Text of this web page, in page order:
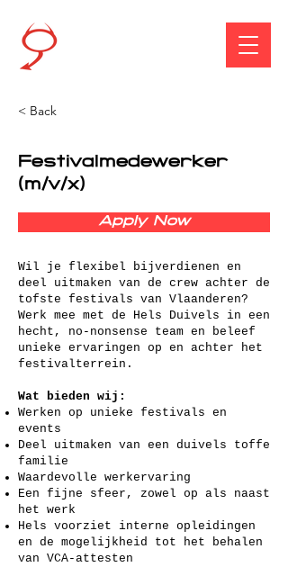
< Back
Festivalmedewerker
(m/v/x)
Apply Now
Wil je flexibel bijverdienen en
deel uitmaken van de crew achter de
tofste festivals van Vlaanderen?
Werk mee met de Hels Duivels in een
hecht, no-nonsense team en beleef
unieke ervaringen op en achter het
festivalterrein.
Wat bieden wij:
Werken op unieke festivals en
events
Deel uitmaken van een duivels toffe
familie
Waardevolle werkervaring
Een fijne sfeer, zowel op als naast
het werk
Hels voorziet interne opleidingen
en de mogelijkheid tot het behalen
van VCA-attesten